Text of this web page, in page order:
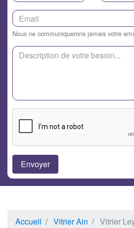
Nous ne communiquerons jamais votre
Accueil Vitrier Ain Vitrier